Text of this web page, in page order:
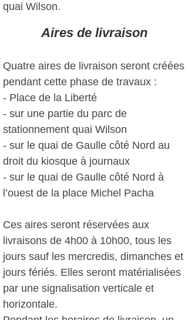
quai Wilson.
Aires de livraison
Quatre aires de livraison seront créées
pendant cette phase de travaux :
- Place de la Liberté
- sur une partie du parc de
stationnement quai Wilson
- sur le quai de Gaulle côté Nord au
droit du kiosque à journaux
- sur le quai de Gaulle côté Nord à
l’ouest de la place Michel Pacha
Ces aires seront réservées aux
livraisons de 4h00 à 10h00, tous les
jours sauf les mercredis, dimanches et
jours fériés. Elles seront matérialisées
par une signalisation verticale et
horizontale.